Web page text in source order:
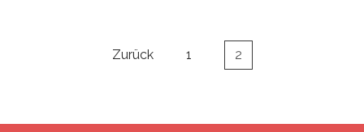
Seitennummerierung
Zurück 1 2